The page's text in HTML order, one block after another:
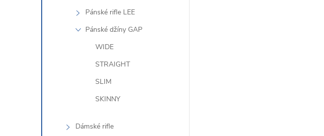
Pánské rifle LEE
Pánské džíny GAP
WIDE
STRAIGHT
SLIM
SKINNY
Dámské rifle